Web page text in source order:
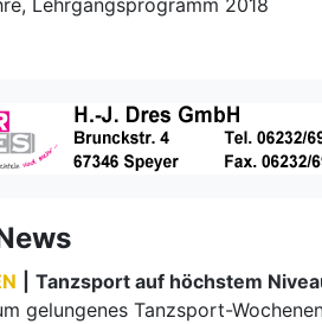
Lehrgangsprogramm 2018